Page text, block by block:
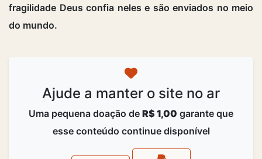
fragilidade Deus confia neles e são enviados no meio
do mundo.
Ajude a manter o site no ar
Uma pequena doação de R$ 1,00 garante que
esse conteúdo continue disponível